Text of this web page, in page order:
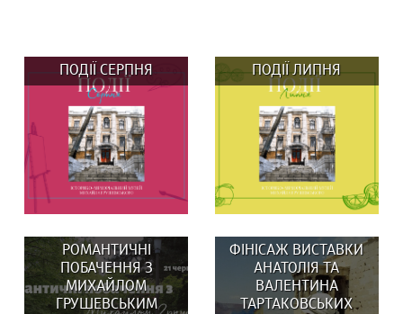
ПОДІЇ СЕРПНЯ ПОДІЇ ЛИПНЯ
РОМАНТИЧНІ
ПОБАЧЕННЯ З
МИХАЙЛОМ
ГРУШЕВСЬКИМ
ФІНІСАЖ ВИСТАВКИ
АНАТОЛІЯ ТА
ВАЛЕНТИНА
ТАРТАКОВСЬКИХ